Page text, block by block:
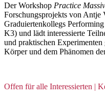
Der Workshop Practice
Forschungsprojekts von Antje
Graduiertenkollegs
K3) und lädt interessierte
und praktischen
Körper und dem Phänomen
Offen für alle Interessierten |